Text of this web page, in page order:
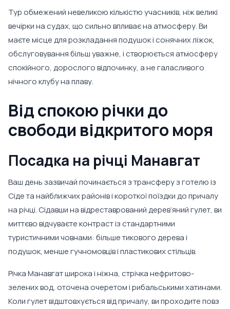
Тур обмежений невеликою кількістю учасників, ніж великі
вечірки на судах, що сильно впливає на атмосферу. Ви
маєте місце для розкладання подушок і сонячних ліжок,
обслуговування більш уважне, і створюється атмосферу
спокійного, дорослого відпочинку, а не галасливого
нічного клубу на плаву.
Від спокою річки до
свободи відкритого моря
Посадка на річці Манавгат
Ваш день зазвичай починається з трансферу з готелю із
Сіде та найближчих районів і короткої поїздки до причалу
на річці. Сідавши на відреставрований дерев’яний гулет, ви
миттєво відчуваєте контраст із стандартними
туристичними човнами: більше тикового дерева і
подушок, менше гучномовців і пластикових стільців.
Річка Манавгат широка і ніжна, стрічка нефритово-
зелених вод, оточена очеретом і рибальськими хатинами.
Коли гулет відштовхується від причалу, ви проходите повз